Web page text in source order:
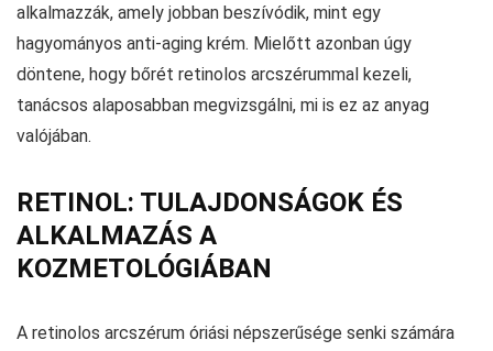
alkalmazzák, amely jobban beszívódik, mint egy
hagyományos anti-aging krém. Mielőtt azonban úgy
döntene, hogy bőrét retinolos arcszérummal kezeli,
tanácsos alaposabban megvizsgálni, mi is ez az anyag
valójában.
RETINOL: TULAJDONSÁGOK ÉS
ALKALMAZÁS A
KOZMETOLÓGIÁBAN
A retinolos arcszérum óriási népszerűsége senki számára